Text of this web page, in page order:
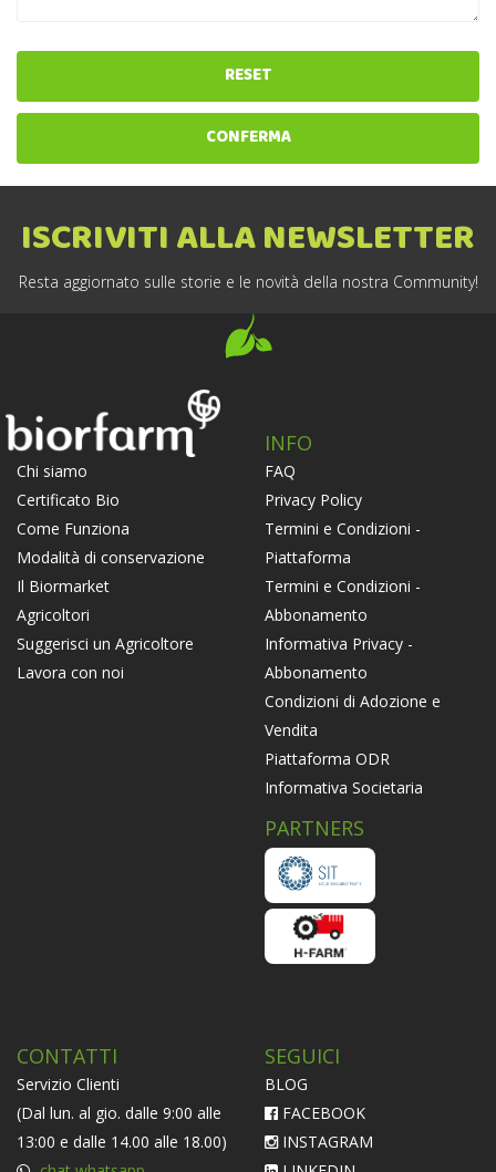
RESET
CONFERMA
ISCRIVITI ALLA NEWSLETTER
Resta aggiornato sulle storie e le novità della nostra Community!
Chi siamo
Certificato Bio
Come Funziona
Modalità di conservazione
Il Biormarket
Agricoltori
Suggerisci un Agricoltore
Lavora con noi
INFO
FAQ
Privacy Policy
Termini e Condizioni -
Piattaforma
Termini e Condizioni -
Abbonamento
Informativa Privacy -
Abbonamento
Condizioni di Adozione e
Vendita
Piattaforma ODR
Informativa Societaria
PARTNERS
CONTATTI
Servizio Clienti
(Dal lun. al gio. dalle 9:00 alle
13:00 e dalle 14.00 alle 18.00)
SEGUICI
BLOG
FACEBOOK
INSTAGRAM